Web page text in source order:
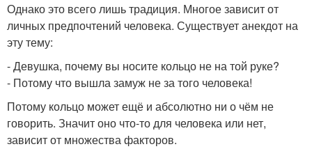
Однако это всего лишь традиция. Многое зависит от
личных предпочтений человека. Существует анекдот на
эту тему:
- Девушка, почему вы носите кольцо не на той руке?
- Потому что вышла замуж не за того человека!
Потому кольцо может ещё и абсолютно ни о чём не
говорить. Значит оно что-то для человека или нет,
зависит от множества факторов.